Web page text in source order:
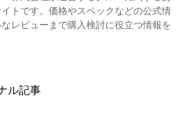
トです。価格やスペックなどの公式情
レビューまで購入検討に役立つ情報を
ル記事